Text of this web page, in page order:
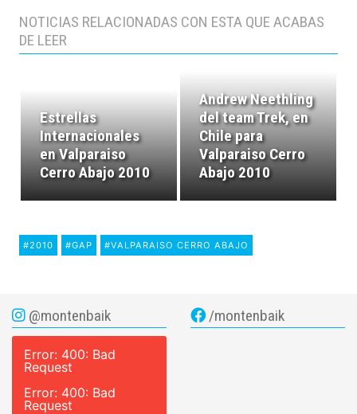
NOTICIAS RELACIONADAS CON ESTA QUE ACABAS
DE LEER
Estrellas
Internacionales
en Valparaiso
Cerro Abajo 2010
Andrew Neethling
del team Trek, en
Chile para
Valparaiso Cerro
Abajo 2010
#2010 #GAP #VALPARAISO CERRO ABAJO
@montenbaik
Error: 400: Bad
Request
Error: 400: Bad
Request
/montenbaik